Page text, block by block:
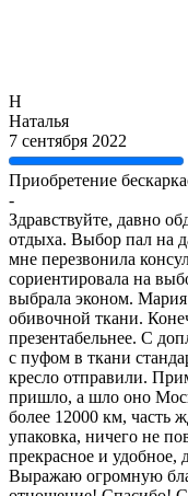
Н
Наталья
7 сентября 2022
Приобретение
-
Здравствуйте, давно
отдыха. Выбор пал на
мне перезвонила
сориентировала на
выбрала эконом.
обивочной ткани.
презентабельнее. С
с пуфом в ткани
кресло отправили.
пришло, а шло оно
более 12000 км, часть
упаковка, ничего не
прекрасное и удобное,
Выражаю огромную